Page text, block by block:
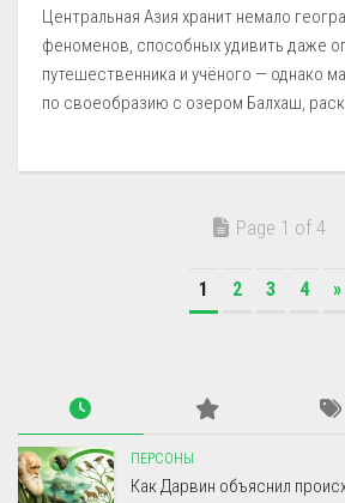
Центральная Азия хранит немало
феноменов, способных удивить даже
путешественника и учёного — однако
по своеобразию с озером Балхаш,
Page 1 of 4
1 2 3 4 »
ПЕРСОНЫ
Как Дарвин объяснил